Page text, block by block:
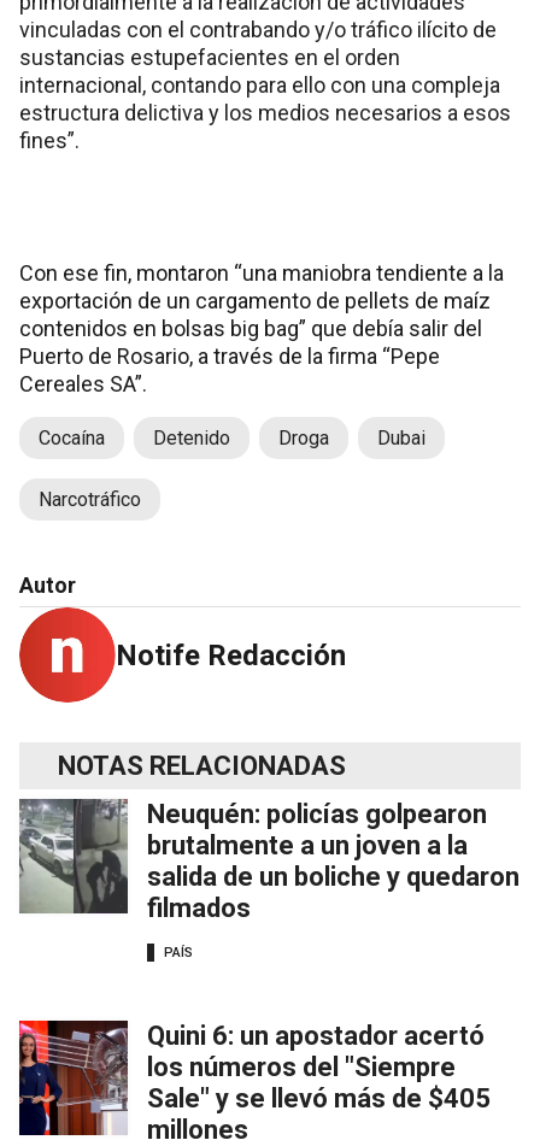
vinculadas con el contrabando y/o tráfico ilícito de
sustancias estupefacientes en el orden
internacional, contando para ello con una compleja
estructura delictiva y los medios necesarios a esos
fines”.
Con ese fin, montaron “una maniobra tendiente a la
exportación de un cargamento de pellets de maíz
contenidos en bolsas big bag” que debía salir del
Puerto de Rosario, a través de la firma “Pepe
Cereales SA”.
Cocaína Detenido Droga Dubai
Narcotráfico
Autor
Notife Redacción
NOTAS RELACIONADAS
Neuquén: policías golpearon
brutalmente a un joven a la
salida de un boliche y quedaron
filmados
PAÍS
Quini 6: un apostador acertó
los números del "Siempre
Sale" y se llevó más de $405
millones